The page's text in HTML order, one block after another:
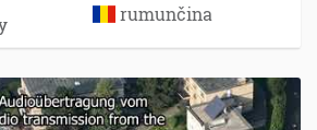
rumunčina